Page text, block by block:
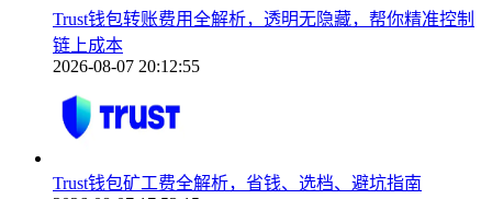
Trust钱包转账费用全解析，透明无隐藏，帮你精准控制
链上成本
2026-08-07 20:12:55
Trust钱包矿工费全解析，省钱、选档、避坑指南